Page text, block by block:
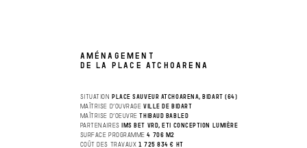
AMÉNAGEMENT
DE LA PLACE ATCHOARENA
situation
place sauveur atchoarena, bidart (64)
Maîtrise d’ouvrageville de bidart
Maîtrise d’oeuvrethibaud babled
Partenaires
ims bet vrd, eti conception lumière
surface PrograMMe4 706 m2
coût des travaux 1 725 834 € ht